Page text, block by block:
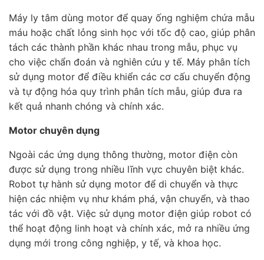
Máy ly tâm dùng motor để quay ống nghiệm chứa mẫu
máu hoặc chất lỏng sinh học với tốc độ cao, giúp phân
tách các thành phần khác nhau trong mẫu, phục vụ
cho việc chẩn đoán và nghiên cứu y tế. Máy phân tích
sử dụng motor để điều khiển các cơ cấu chuyển động
và tự động hóa quy trình phân tích mẫu, giúp đưa ra
kết quả nhanh chóng và chính xác.
Motor chuyên dụng
Ngoài các ứng dụng thông thường, motor điện còn
được sử dụng trong nhiều lĩnh vực chuyên biệt khác.
Robot tự hành sử dụng motor để di chuyển và thực
hiện các nhiệm vụ như khám phá, vận chuyển, và thao
tác với đồ vật. Việc sử dụng motor điện giúp robot có
thể hoạt động linh hoạt và chính xác, mở ra nhiều ứng
dụng mới trong công nghiệp, y tế, và khoa học.